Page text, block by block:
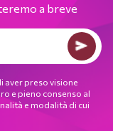
a breve
aver preso visione
e pieno consenso al
e modalità di cui